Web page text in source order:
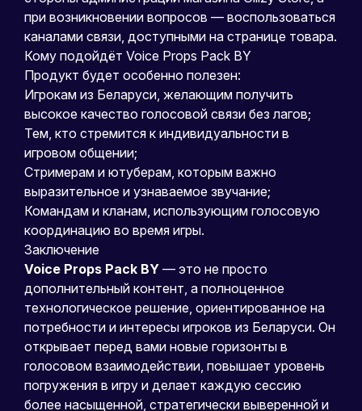
при возникновении вопросов — воспользоваться
каналами связи, доступными на странице товара.
Кому подойдёт Voice Props Pack BY
Продукт будет особенно полезен:
Игрокам из Беларуси, желающим получить
высокое качество голосовой связи без лагов;
Тем, кто стремится к индивидуальности в
игровом общении;
Стримерам и ютуберам, которым важно
выразительное и узнаваемое звучание;
Командам и кланам, использующим голосовую
координацию во время игры.
Заключение
Voice Props Pack BY — это не просто
дополнительный контент, а полноценное
технологическое решение, ориентированное на
потребности и интересы игроков из Беларуси. Он
открывает перед вами новые горизонты в
голосовом взаимодействии, повышает уровень
погружения в игру и делает каждую сессию
более насыщенной, стратегически выверенной и